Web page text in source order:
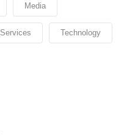
Media
Services Technology